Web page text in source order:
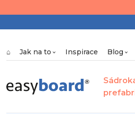
⌂ Jak na to Inspirace Blog